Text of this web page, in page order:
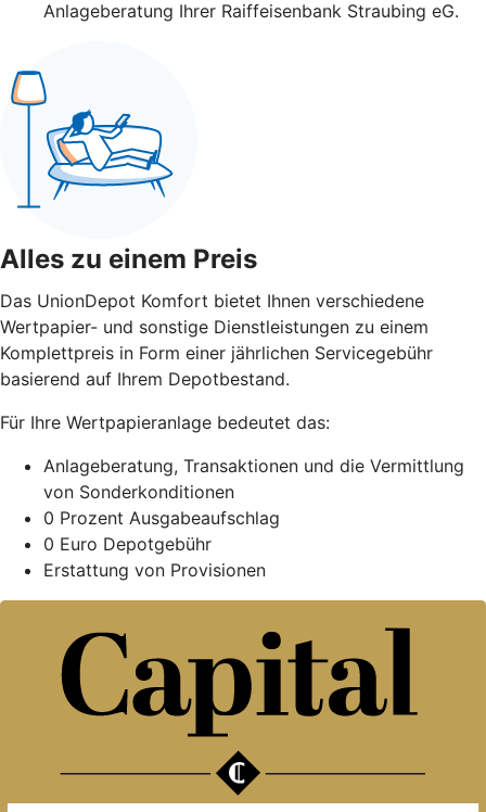
Anlageberatung Ihrer Raiffeisenbank Straubing eG.
Alles zu einem Preis
Das UnionDepot Komfort bietet Ihnen verschiedene
Wertpapier- und sonstige Dienstleistungen zu einem
Komplettpreis in Form einer jährlichen Servicegebühr
basierend auf Ihrem Depotbestand.
Für Ihre Wertpapieranlage bedeutet das:
Anlageberatung, Transaktionen und die Vermittlung
von Sonderkonditionen
0 Prozent Ausgabeaufschlag
0 Euro Depotgebühr
Erstattung von Provisionen